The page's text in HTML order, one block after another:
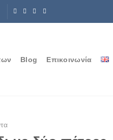
Blog Επικοινωνία